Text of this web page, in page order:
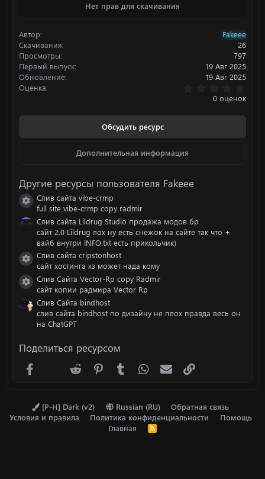
:
Нет прав для скачивания
Автор
Fakeee
Скачивания
26
Просмотры
797
Первый выпуск
19 Авг 2025
Обновление
19 Авг 2025
Оценка
.
0
0 оценок
Обсудить ресурс
Дополнительная информация
Другие ресурсы пользователя Fakeee
Иконка ресурса
Слив сайта vibe-crmp
full site vibe-crmp copy radmir
Слив сайта Lildrug Studio продажа модов бр
сайт 2.0 Lildrug лох ну есть снежок на сайте так что +
вайб внутри INFO.txt есть прикольчик)
Иконка ресурса
Слив сайта cripstonhost
сайт хостинга хз может нада кому
Иконка ресурса
Слив Сайта Vector-Rp copy Radmir
сайт копии радмира Vector Rp
Слив Сайта bindhost
слив сайта bindhost по дизайну не плох правда весь он
на ChatGPT
Поделиться ресурсом
FacebookX (Twitter)
Reddit PinterestTumblr WhatsAppЭлектронная почта
[P-H] Dark (v2) Russian (RU)
Обратная связь
Условия и правила
Политика конфиденциальности
Помощь
Главная
R